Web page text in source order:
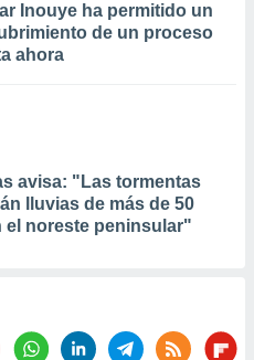
Inouye ha permitido un
de un proceso
ahora
avisa: "Las tormentas
lluvias de más de 50
el noreste peninsular"